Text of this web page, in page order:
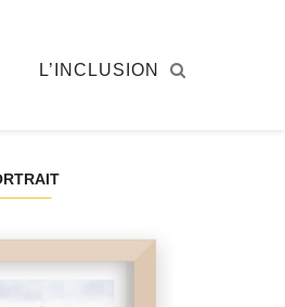
L’INCLUSION